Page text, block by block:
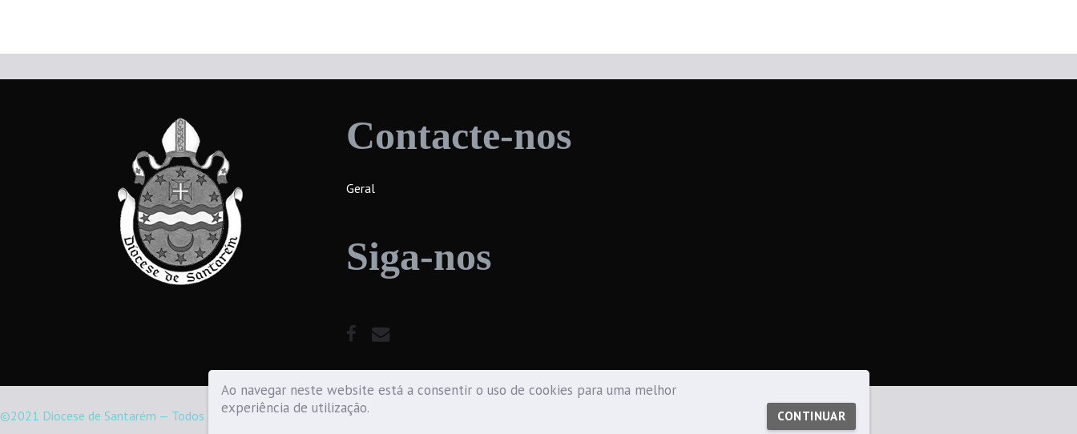
Ao navegar neste website está a consentir o uso de cookies para uma melhor
experiência de utilização.
CONTINUAR
Contacte-nos
Geral
Siga-nos
©2021 Diocese de Santarém — Todos os direitos reservados.